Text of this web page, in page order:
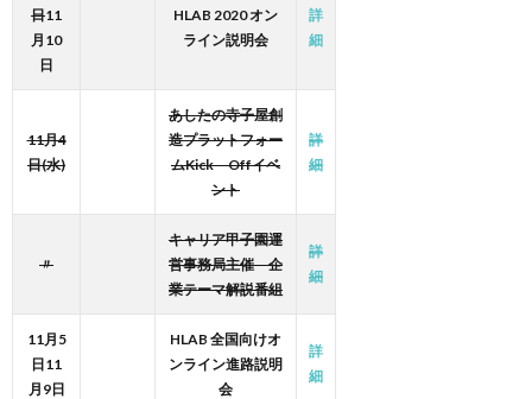
日11
月10
日
HLAB 2020 オン
ライン説明会
詳
細
11月4
日(水)
あしたの寺子屋創
造プラットフォー
ムKick Offイベ
ント
詳
細
〃
キャリア甲子園運
営事務局主催 企
業テーマ解説番組
詳
細
11月5
日11
月9日
HLAB 全国向けオ
ンライン進路説明
会
詳
細